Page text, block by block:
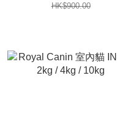
HK$900.00